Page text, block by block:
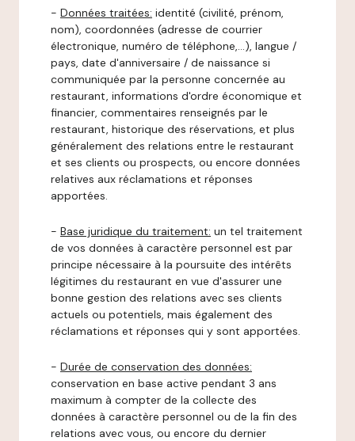
- Données traitées: identité (civilité, prénom,
nom), coordonnées (adresse de courrier
électronique, numéro de téléphone,…), langue /
pays, date d'anniversaire / de naissance si
communiquée par la personne concernée au
restaurant, informations d'ordre économique et
financier, commentaires renseignés par le
restaurant, historique des réservations, et plus
généralement des relations entre le restaurant
et ses clients ou prospects, ou encore données
relatives aux réclamations et réponses
apportées.
- Base juridique du traitement: un tel traitement
de vos données à caractère personnel est par
principe nécessaire à la poursuite des intérêts
légitimes du restaurant en vue d'assurer une
bonne gestion des relations avec ses clients
actuels ou potentiels, mais également des
réclamations et réponses qui y sont apportées.
- Durée de conservation des données:
conservation en base active pendant 3 ans
maximum à compter de la collecte des
données à caractère personnel ou de la fin des
relations avec vous, ou encore du dernier